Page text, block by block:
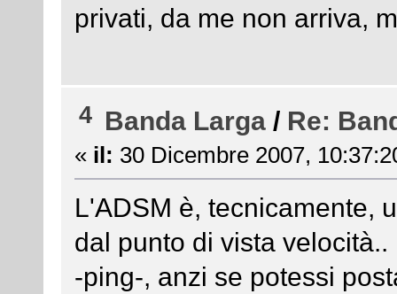
privati, da me non arriva,
4 Banda Larga / Re:
« il: 30 Dicembre 2007,
L'ADSM è, tecnicamente,
dal punto di vista
-ping-, anzi se potessi